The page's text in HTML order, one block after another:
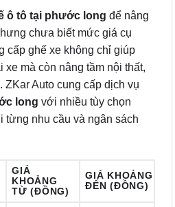
ô tô tại phước long để nâng
chưa biết mức giá cụ
cấp ghế xe không chỉ giúp
mà còn nâng tầm nội thất,
Auto cung cấp dịch vụ
long với nhiều tùy chọn
từng nhu cầu và ngân sách
GIÁ
KHOẢNG
TỪ (ĐỒNG)
GIÁ KHOẢNG
ĐẾN (ĐỒNG)